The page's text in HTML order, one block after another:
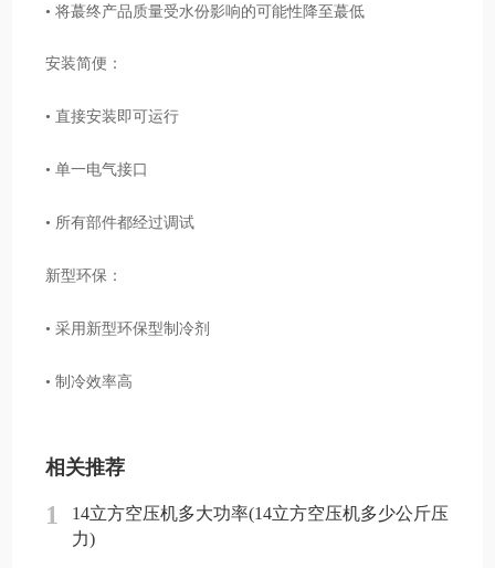
• 将蕞终产品质量受水份影响的可能性降至蕞低
安装简便：
• 直接安装即可运行
• 单一电气接口
• 所有部件都经过调试
新型环保：
• 采用新型环保型制冷剂
• 制冷效率高
相关推荐
1
14立方空压机多大功率(14立方空压机多少公斤压
力)